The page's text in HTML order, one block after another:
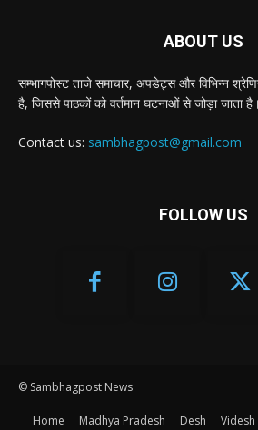
ABOUT US
सम्भागपोस्ट ताजे समाचार, अपडेट्स और विभिन्न
है, जिससे पाठकों को वर्तमान घटनाओं से जोड़ा जाता है।
Contact us: sambhagpost@gmail.com
FOLLOW US
© Sambhagpost News
Home Madhya Pradesh Desh Videsh